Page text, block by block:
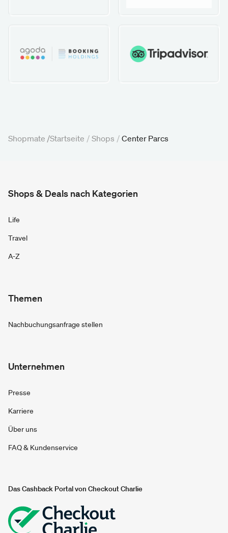
Shopmate /Startseite / Shops / Center Parcs
Shops & Deals nach Kategorien
Life
Travel
A-Z
Themen
Nachbuchungsanfrage stellen
Unternehmen
Presse
Karriere
Über uns
FAQ & Kundenservice
Das Cashback Portal von Checkout Charlie